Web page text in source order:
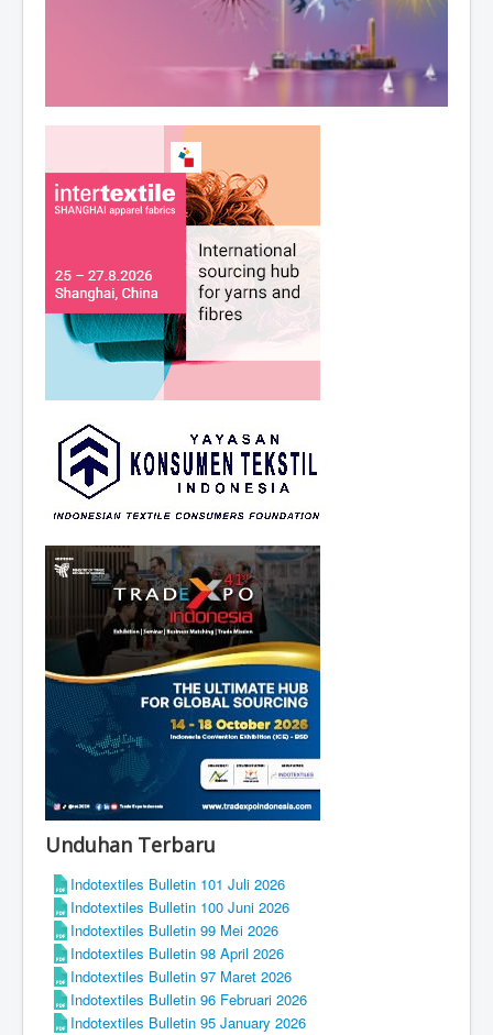
Unduhan Terbaru
Indotextiles Bulletin 101 Juli 2026
Indotextiles Bulletin 100 Juni 2026
Indotextiles Bulletin 99 Mei 2026
Indotextiles Bulletin 98 April 2026
Indotextiles Bulletin 97 Maret 2026
Indotextiles Bulletin 96 Februari 2026
Indotextiles Bulletin 95 January 2026